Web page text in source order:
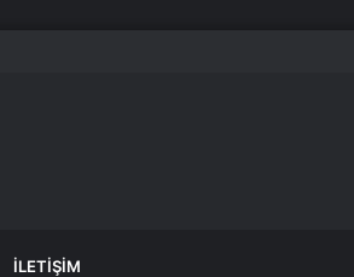
İLETIŞIM